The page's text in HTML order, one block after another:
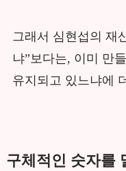
그래서 심현섭의 재
냐”보다는, 이미 만
유지되고 있느냐에
구체적인 숫자를